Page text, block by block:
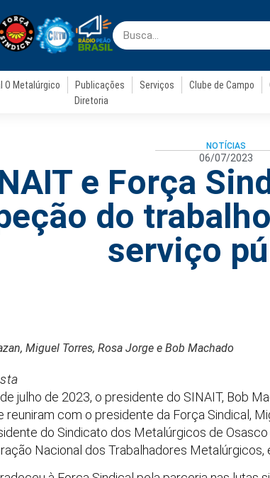
O Metalúrgico Publicações Serviços Clube de Campo
Diretoria
NOTÍCIAS
06/07/2023
e Força
do
serviço
Miguel Torres, Rosa Jorge e Bob Machado
julho de 2023, o presidente do SINAIT, Bob
reuniram com o presidente da Força Sindical,
do Sindicato dos Metalúrgicos de
Nacional dos Trabalhadores Metalúrgicos,